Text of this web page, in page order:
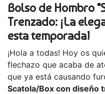
Bolso de Hombro
Trenzado: ¡La
esta temporada!
¡Hola a todas! Hoy os
flechazo que acaba de
que ya está causando
Scatola/Box con diseño